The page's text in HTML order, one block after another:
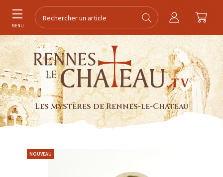
MENU
Les mystères de Rennes-le-Chateau
NOUVEAU